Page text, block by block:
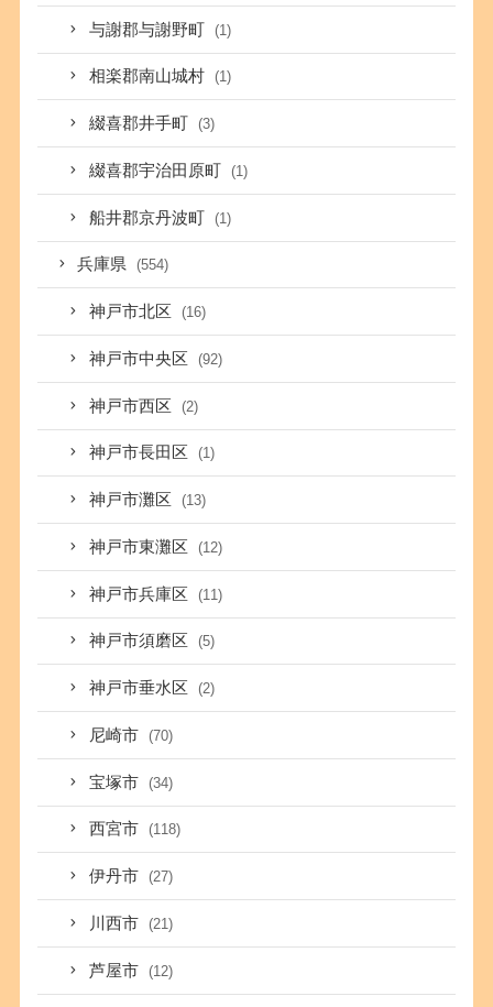
与謝郡与謝野町 (1)
相楽郡南山城村 (1)
綴喜郡井手町 (3)
綴喜郡宇治田原町 (1)
船井郡京丹波町 (1)
兵庫県 (554)
神戸市北区 (16)
神戸市中央区 (92)
神戸市西区 (2)
神戸市長田区 (1)
神戸市灘区 (13)
神戸市東灘区 (12)
神戸市兵庫区 (11)
神戸市須磨区 (5)
神戸市垂水区 (2)
尼崎市 (70)
宝塚市 (34)
西宮市 (118)
伊丹市 (27)
川西市 (21)
芦屋市 (12)